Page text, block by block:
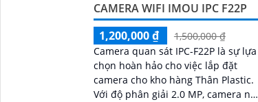
CAMERA WIFI IMOU IPC F22P
1,200,000 ₫
1,500,000 ₫
Camera quan sát IPC-F22P là sự lựa
chọn hoàn hảo cho việc lắp đặt
camera cho kho hàng Thân Plastic.
Với độ phân giải 2.0 MP, camera này